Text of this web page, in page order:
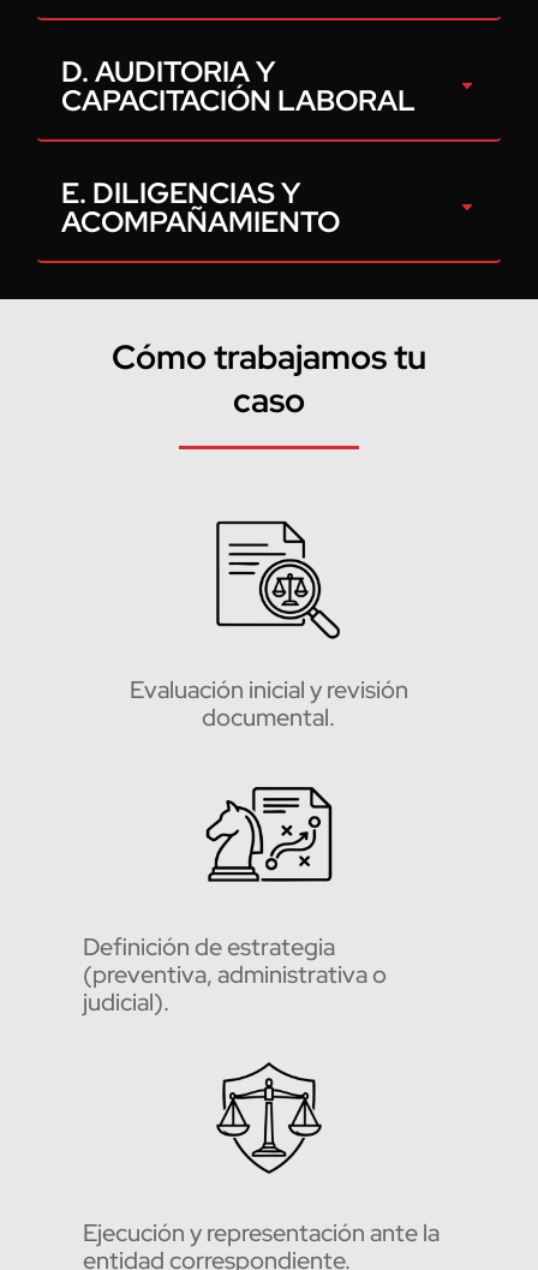
D. AUDITORIA Y
CAPACITACIÓN LABORAL
E. DILIGENCIAS Y
ACOMPAÑAMIENTO
Cómo trabajamos tu
caso
Evaluación inicial y revisión
documental.
Definición de estrategia
(preventiva, administrativa o
judicial).
Ejecución y representación ante la
entidad correspondiente.